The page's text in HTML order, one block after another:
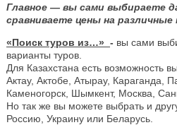
Главное — вы сами выбираете
сравниваете цены на
«Поиск туров из…» - вы сами
варианты туров.
Для Казахстана есть возможность
Актау, Актобе, Атырау, Караганда,
Каменогорск, Шымкент, Москва,
Но так же вы можете выбрать и
Россию, Украину или Беларусь.